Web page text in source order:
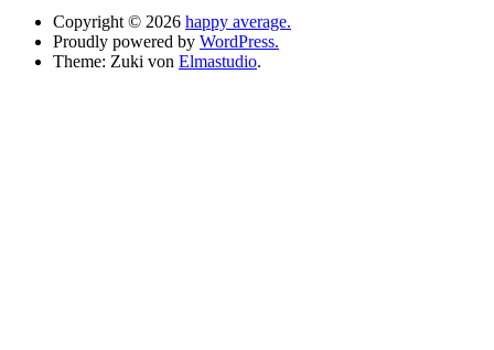
Copyright © 2026 happy average.
Proudly powered by WordPress.
Theme: Zuki von Elmastudio.